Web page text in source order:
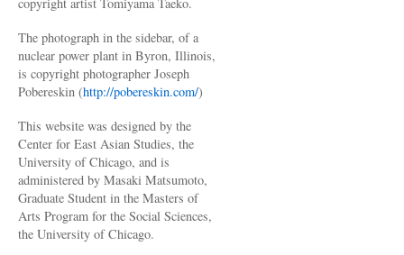
The photograph in the sidebar, of a
nuclear power plant in Byron, Illinois,
is copyright photographer Joseph
Pobereskin (http://pobereskin.com/)
This website was designed by the
Center for East Asian Studies, the
University of Chicago, and is
administered by Masaki Matsumoto,
Graduate Student in the Masters of
Arts Program for the Social Sciences,
the University of Chicago.